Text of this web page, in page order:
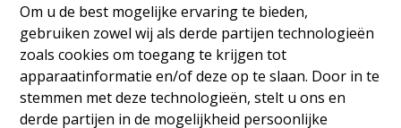
Om u de best mogelijke ervaring te bieden,
gebruiken zowel wij als derde partijen technologieën
zoals cookies om toegang te krijgen tot
apparaatinformatie en/of deze op te slaan. Door in te
stemmen met deze technologieën, stelt u ons en
derde partijen in de mogelijkheid persoonlijke
Gebouw